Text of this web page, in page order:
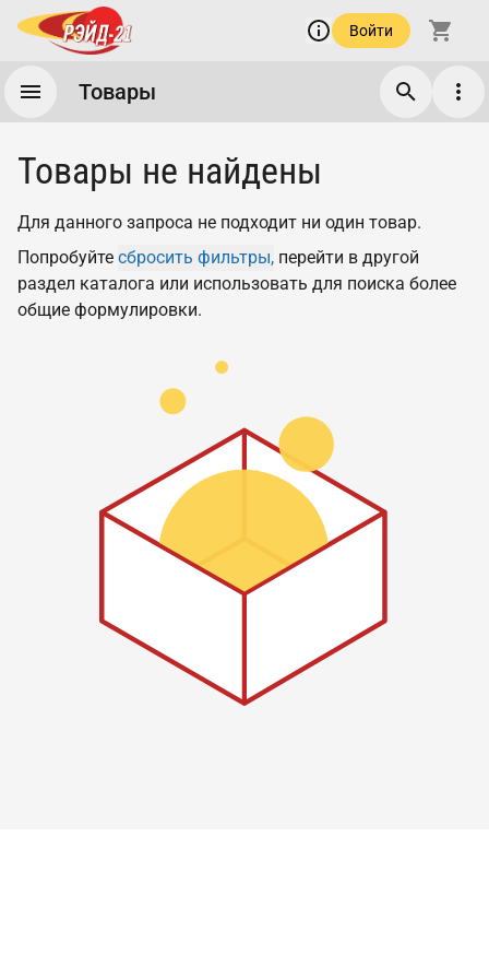
Войти
Товары
Товары не найдены
Для данного запроса не подходит ни один товар.
Попробуйте сбросить фильтры, перейти в другой
раздел каталога или использовать для поиска более
общие формулировки.